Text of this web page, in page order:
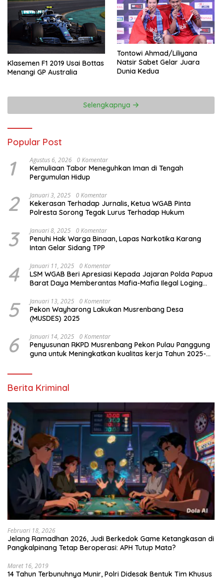
Klasemen F1 2019 Usai Bottas
Menangi GP Australia
Tontowi Ahmad/Liliyana
Natsir Sabet Gelar Juara
Dunia Kedua
Selengkapnya
Popular Post
1 Agustus 6, 2026 0 Komentar
Kemuliaan Tabor Meneguhkan Iman di Tengah
Pergumulan Hidup
2 Januari 3, 2025 0 Komentar
Kekerasan Terhadap Jurnalis, Ketua WGAB Pinta
Polresta Sorong Tegak Lurus Terhadap Hukum
3 Januari 8, 2025 0 Komentar
Penuhi Hak Warga Binaan, Lapas Narkotika Karang
Intan Gelar Sidang TPP
4 Januari 11, 2025 0 Komentar
LSM WGAB Beri Apresiasi Kepada Jajaran Polda Papua
Barat Daya Memberantas Mafia-Mafia Ilegal Loging
5 Januari 13, 2025 0 Komentar
Pekon Wayharong Lakukan Musrenbang Desa
(MUSDES) 2025
6 Januari 14, 2025 0 Komentar
Penyusunan RKPD Musrenbang Pekon Pulau Panggung
guna untuk Meningkatkan kualitas kerja Tahun 2025-
Berita Kriminal
Februari 18, 2026
Jelang Ramadhan 2026, Judi Berkedok Game Ketangkasan di
Pangkalpinang Tetap Beroperasi: APH Tutup Mata?
Maret 16, 2019
14 Tahun Terbunuhnya Munir, Polri Didesak Bentuk Tim Khusus